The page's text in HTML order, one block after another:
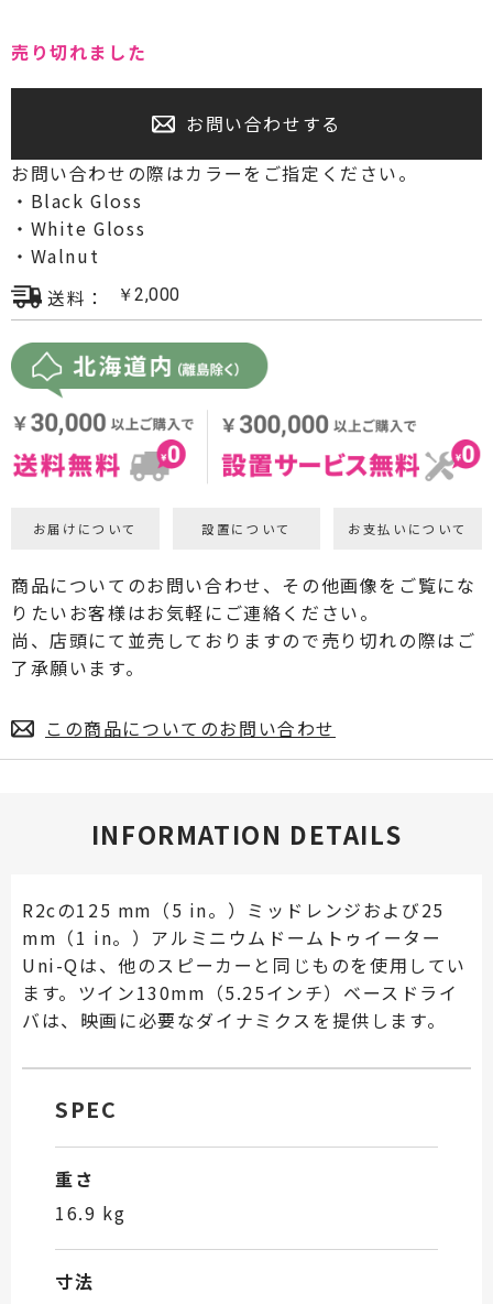
売り切れました
お問い合わせする
お問い合わせの際はカラーをご指定ください。
・Black Gloss
・White Gloss
・Walnut
送料：
￥2,000
お届けについて 設置について お支払いについて
商品についてのお問い合わせ、その他画像をご覧にな
りたいお客様はお気軽にご連絡ください。
尚、店頭にて並売しておりますので売り切れの際はご
了承願います。
この商品についてのお問い合わせ
INFORMATION DETAILS
R2cの125 mm（5 in。）ミッドレンジおよび25
mm（1 in。）アルミニウムドームトゥイーター
Uni-Qは、他のスピーカーと同じものを使用してい
ます。ツイン130mm（5.25インチ）ベースドライ
バは、映画に必要なダイナミクスを提供します。
SPEC
重さ
16.9 kg
寸法